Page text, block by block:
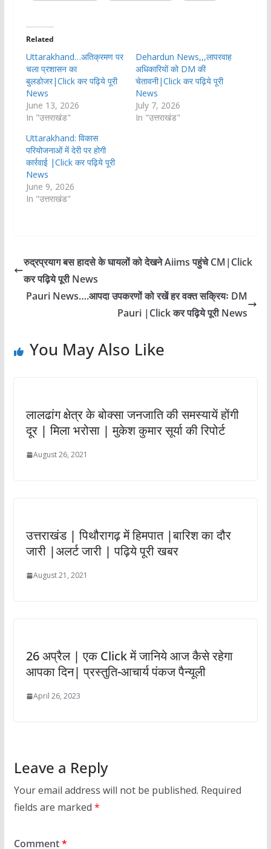
Related
Uttarakhand…अतिक्रमण पर
चला प्रशासन का
बुलडोजर|Click कर पढ़िये पूरी
News
June 13, 2026
In "उत्तराखंड"
Dehardun News,,,लापरवाह
अधिकारियों को DM की
चेतावनी|Click कर पढ़िये पूरी
News
July 7, 2026
In "उत्तराखंड"
Uttarakhand: विकास
परियोजनाओं में देरी पर होगी
कार्रवाई |Click कर पढ़िये पूरी
News
June 9, 2026
In "उत्तराखंड"
रुद्रप्रयाग बस हादसे के घायलों को देखने Aiims पहुंचे CM|Click
कर पढ़िये पूरी News
Pauri News….आपदा उपकरणों को रखें हर वक्त सक्रियः DM
Pauri |Click कर पढ़िये पूरी News
You May Also Like
लालढांग क्षेत्र के बोक्सा जनजाति की समस्यायें होंगी
दूर | मिला भरोसा | मुकेश कुमार सूर्या की रिपोर्ट
August 26, 2021
उत्तराखंड | पिथौरागढ़ में हिमपात |बारिश का दौर
जारी |अलर्ट जारी | पढ़िये पूरी खबर
August 21, 2021
26 अप्रैल | एक Click में जानिये आज कैसे रहेगा
आपका दिन| प्रस्तुति-आचार्य पंकज पैन्यूली
April 26, 2023
Leave a Reply
Your email address will not be published. Required
fields are marked *
Comment*